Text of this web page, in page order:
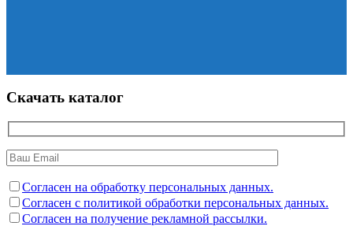
Скачать каталог
Согласен на обработку персональных данных.
Согласен с политикой обработки персональных данных.
Согласен на получение рекламной рассылки.